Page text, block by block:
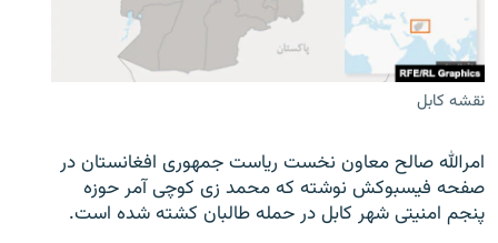
تماس
صفحه پشتو
Azadi English
به ما بپیوندید
نقشه کابل
امرالله صالح معاون نخست ریاست جمهوری افغانستان در
صفحه فیسبوکش نوشته که محمد زی کوچی آمر حوزه
پنجم امنیتی شهر کابل در حمله طالبان کشته شده است.